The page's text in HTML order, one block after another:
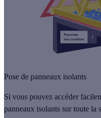
Pose de panneaux isolants
Si vous pouvez accéder
panneaux isolants sur toute la